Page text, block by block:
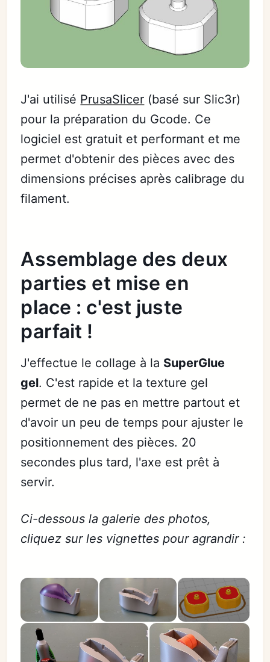
J'ai utilisé PrusaSlicer (basé sur Slic3r)
pour la préparation du Gcode. Ce
logiciel est gratuit et performant et me
permet d'obtenir des pièces avec des
dimensions précises après calibrage du
filament.
Assemblage des deux
parties et mise en
place : c'est juste
parfait !
J'effectue le collage à la SuperGlue
gel. C'est rapide et la texture gel
permet de ne pas en mettre partout et
d'avoir un peu de temps pour ajuster le
positionnement des pièces. 20
secondes plus tard, l'axe est prêt à
servir.
Ci-dessous la galerie des photos,
cliquez sur les vignettes pour agrandir :